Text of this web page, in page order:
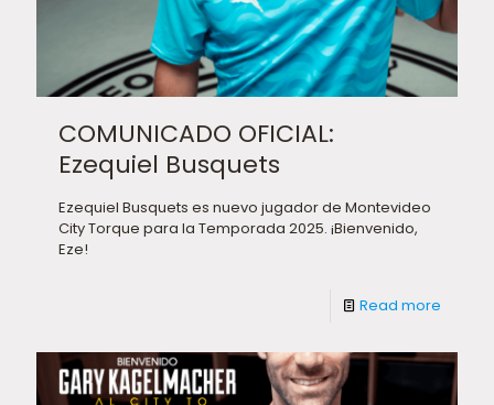
COMUNICADO OFICIAL:
Ezequiel Busquets
Ezequiel Busquets es nuevo jugador de Montevideo
City Torque para la Temporada 2025. ¡Bienvenido,
Eze!
Read more